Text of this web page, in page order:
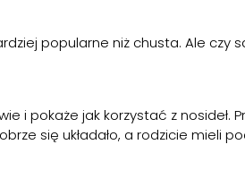
popularne niż chusta. Ale czy
i pokaże jak korzystać z nosideł.
się układało, a rodzicie mieli